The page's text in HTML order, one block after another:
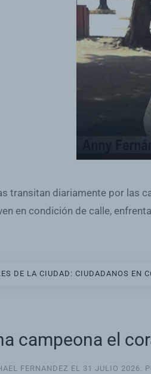
transitan diariamente por las
en condición de calle,
DE LA CIUDAD: CIUDADANOS EN
campeona el
FERNANDEZ EL 31 JULIO 2026.